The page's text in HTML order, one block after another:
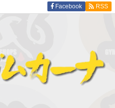
Facebook RSS